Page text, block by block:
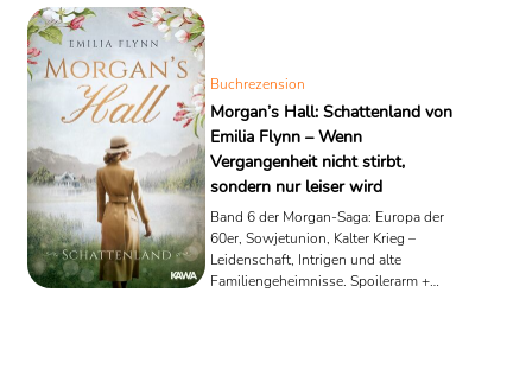
Buchrezension
Morgan’s Hall: Schattenland von
Emilia Flynn – Wenn
Vergangenheit nicht stirbt,
sondern nur leiser wird
Band 6 der Morgan-Saga: Europa der
60er, Sowjetunion, Kalter Krieg –
Leidenschaft, Intrigen und alte
Familiengeheimnisse. Spoilerarm +